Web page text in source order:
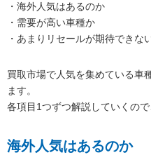
・海外人気はあるのか
・需要が高い車種か
・あまりリセールが期待できな
買取市場で人気を集めている車
ます。
各項目1つずつ解説していくので
海外人気はあるのか